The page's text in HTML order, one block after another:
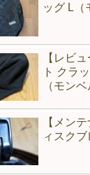
ッグ L（
【レビ
ト クラ
（モンベ
【メン
ィスク